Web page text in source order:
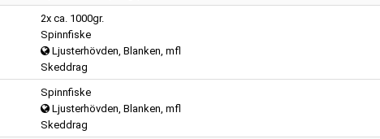
2x ca. 1000gr.
Spinnfiske
Ljusterhövden, Blanken, mfl
Skeddrag
Spinnfiske
Ljusterhövden, Blanken, mfl
Skeddrag